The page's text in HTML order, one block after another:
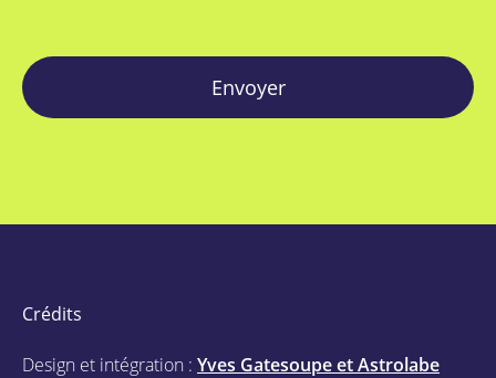
Envoyer
Crédits
Design et intégration : Yves Gatesoupe et Astrolabe